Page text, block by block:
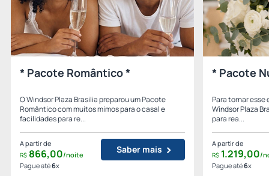
* Pacote Romântico *
O Windsor Plaza Brasilia preparou um Pacote
Romântico com muitos mimos para o casal e
facilidades para re...
A partir de
R$ 866,00/noite
Pague até6x
Saber mais
* Pacote
Para tornar esse
Windsor Plaza
para rea...
A partir de
R$ 1.219,00/
Pague até6x